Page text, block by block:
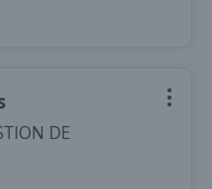
DE